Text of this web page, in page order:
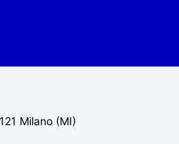
Milano (MI)